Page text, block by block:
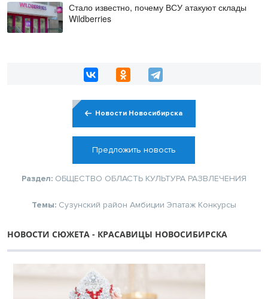
Стало известно, почему ВСУ атакуют склады
Wildberries
Новости Новосибирска
Предложить новость
Раздел: ОБЩЕСТВО ОБЛАСТЬ КУЛЬТУРА РАЗВЛЕЧЕНИЯ
Темы: Сузунский район Амбиции Эпатаж Конкурсы
НОВОСТИ СЮЖЕТА - КРАСАВИЦЫ НОВОСИБИРСКА